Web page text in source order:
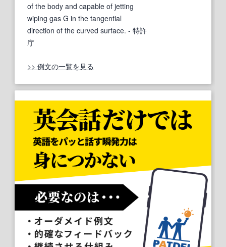
of the body and capable of jetting
wiping gas G in the tangential
direction of the curved surface. - 特許
庁
>> 例文の一覧を見る